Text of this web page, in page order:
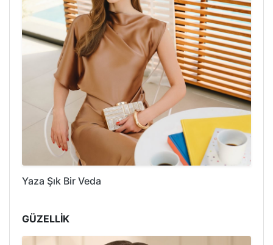
Yaza Şık Bir Veda
GÜZELLİK